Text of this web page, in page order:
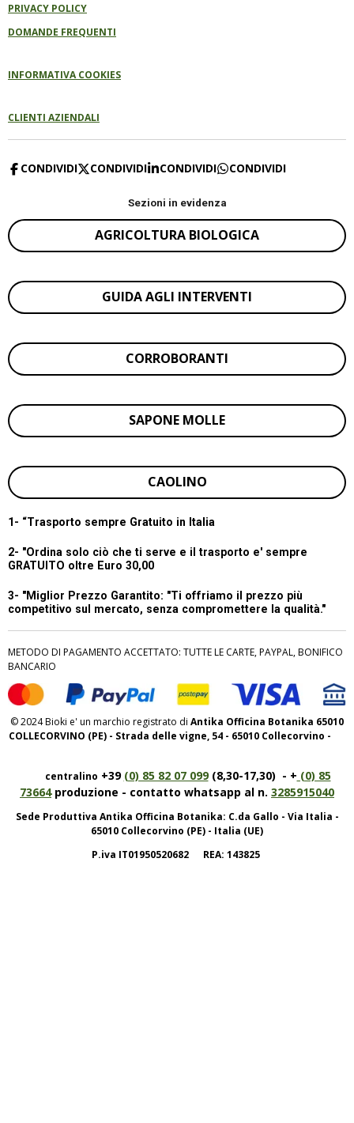
PRIVACY POLICY
DOMANDE FREQUENTI
INFORMATIVA COOKIES
CLIENTI AZIENDALI
CONDIVIDI CONDIVIDI CONDIVIDI CONDIVIDI
Sezioni in evidenza
AGRICOLTURA BIOLOGICA
GUIDA AGLI INTERVENTI
CORROBORANTI
SAPONE MOLLE
CAOLINO
1- “Trasporto sempre Gratuito in Italia
2- "Ordina solo ciò che ti serve e il trasporto e' sempre
GRATUITO oltre Euro 30,00
3- "Miglior Prezzo Garantito: "Ti offriamo il prezzo più
competitivo sul mercato, senza compromettere la qualità."
METODO DI PAGAMENTO ACCETTATO: TUTTE LE CARTE, PAYPAL, BONIFICO
BANCARIO
© 2024 Bioki e' un marchio registrato di Antika Officina Botanika 65010
COLLECORVINO (PE) - Strada delle vigne, 54 - 65010 Collecorvino -
centralino +39 (0) 85 82 07 099(8,30-17,30) - + (0) 85
73664produzione - contatto whatsapp al n. 3285915040
Sede Produttiva Antika Officina Botanika: C.da Gallo - Via Italia -
65010 Collecorvino (PE) - Italia (UE)
P.iva IT01950520682 REA: 143825